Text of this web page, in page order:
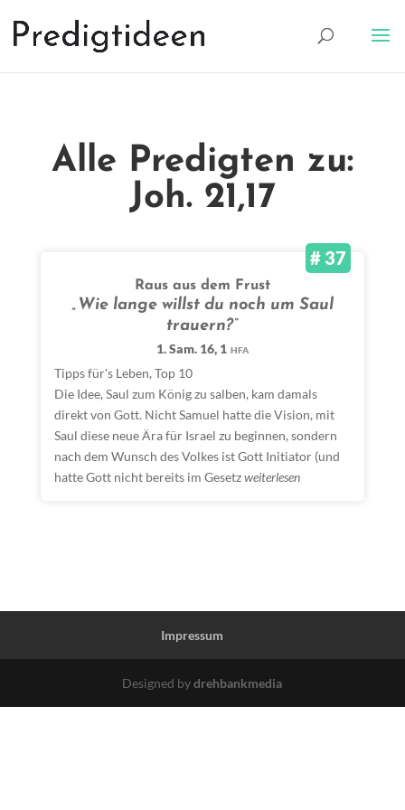
Alle Predigten zu:
Joh. 21,17
# 37
Raus aus dem Frust
„Wie lange willst du noch um Saul
trauern?“
1. Sam. 16, 1 HFA
Tipps für's Leben, Top 10
Die Idee, Saul zum König zu salben, kam damals
direkt von Gott. Nicht Samuel hatte die Vision, mit
Saul diese neue Ära für Israel zu beginnen, sondern
nach dem Wunsch des Volkes ist Gott Initiator (und
hatte Gott nicht bereits im Gesetzweiterlesen
Impressum
Designed bydrehbankmedia